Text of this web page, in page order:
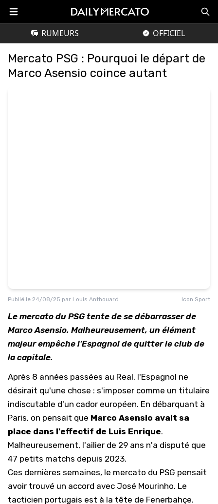
RUMEURS OFFICIEL
Mercato PSG : Pourquoi le départ de
Marco Asensio coince autant
Publié le 24/08/25 par Louis Anthouard Icon Sport
Le mercato du PSG tente de se débarrasser de
Marco Asensio. Malheureusement, un élément
majeur empêche l'Espagnol de quitter le club de
la capitale.
Après 8 années passées au Real, l'Espagnol ne
désirait qu'une chose : s'imposer comme un titulaire
indiscutable d'un cador européen. En débarquant à
Paris, on pensait que Marco Asensio avait sa
place dans l'effectif de Luis Enrique.
Malheureusement, l'ailier de 29 ans n'a disputé que
47 petits matchs depuis 2023.
Ces dernières semaines, le mercato du PSG pensait
avoir trouvé un accord avec José Mourinho. Le
tacticien portugais est à la tête de Fenerbahçe.